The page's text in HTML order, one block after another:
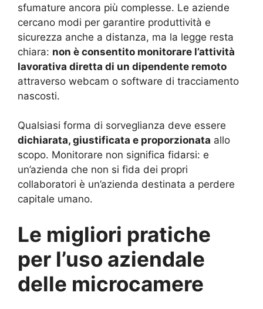
sfumature ancora più complesse. Le aziende
cercano modi per garantire produttività e
sicurezza anche a distanza, ma la legge resta
chiara: non è consentito monitorare l’attività
lavorativa diretta di un dipendente remoto
attraverso webcam o software di tracciamento
nascosti.
Qualsiasi forma di sorveglianza deve essere
dichiarata, giustificata e proporzionata allo
scopo. Monitorare non significa fidarsi: e
un’azienda che non si fida dei propri
collaboratori è un’azienda destinata a perdere
capitale umano.
Le migliori pratiche
per l’uso aziendale
delle microcamere